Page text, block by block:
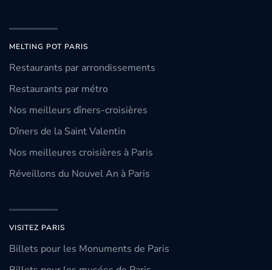
MELTING POT PARIS
Restaurants par arrondissements
Restaurants par métro
Nos meilleurs dîners-croisières
Dîners de la Saint Valentin
Nos meilleures croisières à Paris
Réveillons du Nouvel An à Paris
VISITEZ PARIS
Billets pour les Monuments de Paris